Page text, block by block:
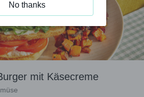
mit Käsecreme
No thanks